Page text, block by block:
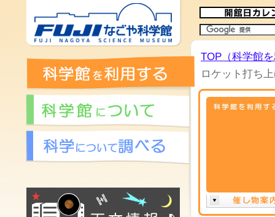
TOP（科学館
ロケット打ち